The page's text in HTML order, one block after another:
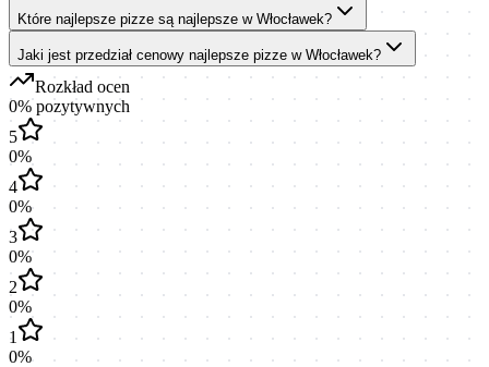
Które najlepsze pizze są najlepsze w Włocławek?
Jaki jest przedział cenowy najlepsze pizze w Włocławek?
Rozkład ocen
0% pozytywnych
5
0%
4
0%
3
0%
2
0%
1
0%